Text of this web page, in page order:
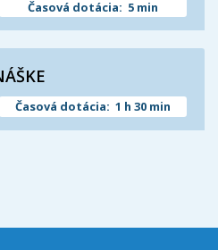
Časová dotácia: 5 min
Časová dotácia: 1 h 30 min